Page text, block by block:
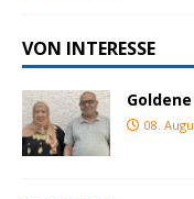
VON INTERESSE
08.